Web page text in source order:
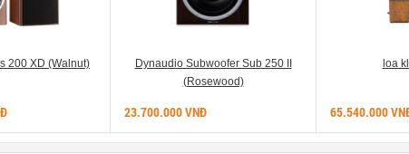
200 XD (Walnut)
Dynaudio Subwoofer Sub 250 II
(Rosewood)
23.700.000 VNĐ
loa
65.540.000